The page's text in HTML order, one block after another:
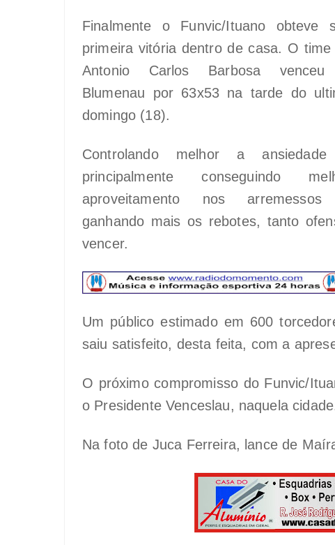
Finalmente o Funvic/Ituano obteve
primeira vitória dentro de casa. O time
Antonio Carlos Barbosa
Blumenau por 63x53 na tarde do
domingo (18).
Controlando melhor a
principalmente conseguindo
aproveitamento nos
ganhando mais os rebotes, tanto
vencer.
Um público estimado em 600
saiu satisfeito, desta feita, com a
O próximo compromisso do Funvic/
o Presidente Venceslau, naquela
Na foto de Juca Ferreira, lance de